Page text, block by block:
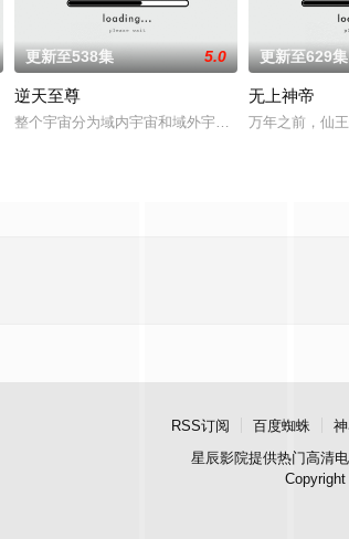
界，灵修一念动山河，武者徒手撕天地。星辰镇昔日
更新至538集 5.0
逆天至尊
整个宇宙分为域内宇宙和域外宇宙，两个宇宙彼此
更新至629集
无上神帝
万年之前，仙
RSS订阅 百度蜘蛛
星辰影院提供热门高清